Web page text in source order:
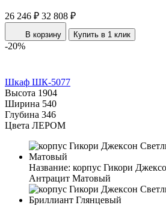
26 246 ₽ 32 808 ₽
В корзину Купить в 1 клик
-20%
Шкаф ШК-5077
Высота 1904
Ширина 540
Глубина 346
Цвета ЛЕРОМ
Название: корпус Гикори
Антрацит Матовый